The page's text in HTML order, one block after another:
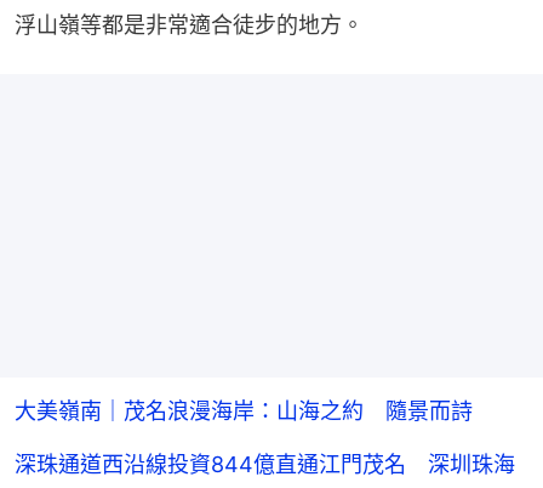
浮山嶺等都是非常適合徒步的地方。
大美嶺南｜茂名浪漫海岸：山海之約 隨景而詩
深珠通道西沿線投資844億直通江門茂名 深圳珠海